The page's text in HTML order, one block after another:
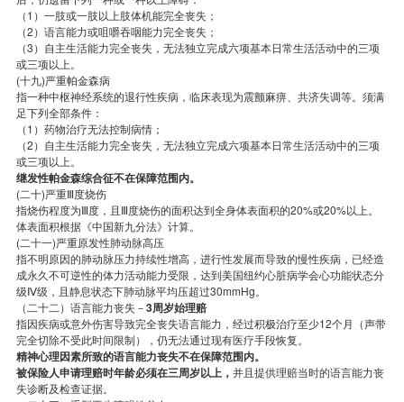
（1）一肢或一肢以上肢体机能完全丧失；
（2）语言能力或咀嚼吞咽能力完全丧失；
（3）自主生活能力完全丧失，无法独立完成六项基本日常生活活动中的三项
或三项以上。
(十九)严重帕金森病
指一种中枢神经系统的退行性疾病，临床表现为震颤麻痹、共济失调等。须满
足下列全部条件：
（1）药物治疗无法控制病情；
（2）自主生活能力完全丧失，无法独立完成六项基本日常生活活动中的三项
或三项以上。
继发性帕金森综合征不在保障范围内。
(二十)严重Ⅲ度烧伤
指烧伤程度为Ⅲ度，且Ⅲ度烧伤的面积达到全身体表面积的20%或20%以上。
体表面积根据《中国新九分法》计算。
(二十一)严重原发性肺动脉高压
指不明原因的肺动脉压力持续性增高，进行性发展而导致的慢性疾病，已经造
成永久不可逆性的体力活动能力受限，达到美国纽约心脏病学会心功能状态分
级Ⅳ级，且静息状态下肺动脉平均压超过30mmHg。
（二十二）语言能力丧失－3周岁始理赔
指因疾病或意外伤害导致完全丧失语言能力，经过积极治疗至少12个月（声带
完全切除不受此时间限制），仍无法通过现有医疗手段恢复。
精神心理因素所致的语言能力丧失不在保障范围内。
被保险人申请理赔时年龄必须在三周岁以上， 并且提供理赔当时的语言能力丧
失诊断及检查证据。